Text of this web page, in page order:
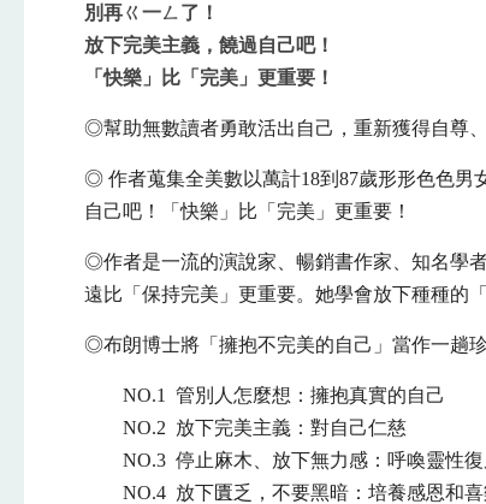
別再ㄍ一ㄥ了！
放下完美主義，饒過自己吧！
「快樂」比「完美」更重要！
◎幫助無數讀者勇敢活出自己，重新獲得自尊
◎ 作者蒐集全美數以萬計18到87歲形形色色男
自己吧！「快樂」比「完美」更重要！
◎作者是一流的演說家、暢銷書作家、知名學
遠比「保持完美」更重要。她學會放下種種的
◎布朗博士將「擁抱不完美的自己」當作一趟
NO.1 管別人怎麼想：擁抱真實的自己
NO.2 放下完美主義：對自己仁慈
NO.3 停止麻木、放下無力感：呼喚靈性復
NO.4 放下匱乏，不要黑暗：培養感恩和喜